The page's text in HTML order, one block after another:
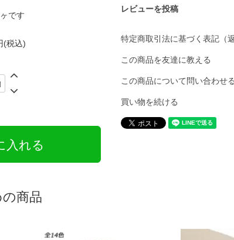
です
(税込)
レビューを投稿
特定商取引法に基づく表記（返
この商品を友達に教える
この商品について問い合わせる
買い物を続ける
商品